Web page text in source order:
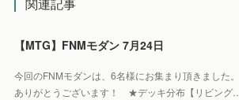
関連記事
【MTG】FNMモダン 7月24日
今回のFNMモダンは、6名様にお集まり頂きました。
ありがとうございます！ ★デッキ分布【リビング